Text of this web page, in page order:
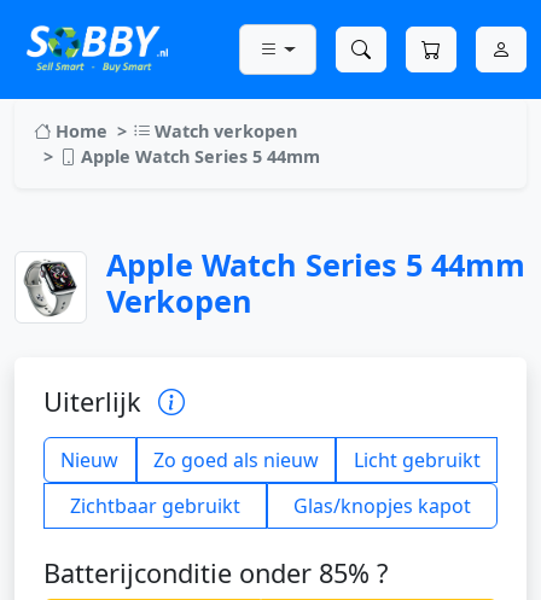
Home
Watch verkopen
Apple Watch Series 5 44mm
Apple Watch Series 5 44mm
Verkopen
Uiterlijk
Nieuw Zo goed als nieuw
Licht gebruikt
Zichtbaar gebruikt
Glas/knopjes kapot
Batterijconditie onder 85% ?